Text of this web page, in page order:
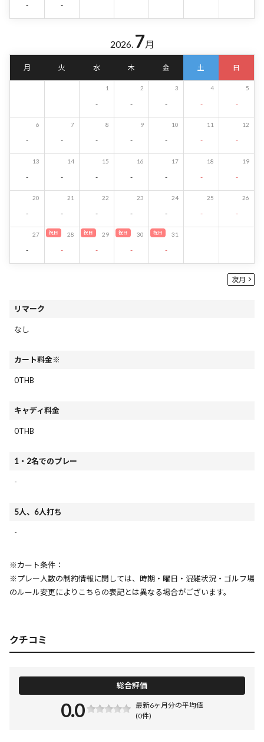
- -
次月
2026. 7 月
月 火 水 木 金 土 日
1
-
2
-
3
-
4
-
5
-
6
-
7
-
8
-
9
-
10
-
11
-
12
-
13
-
14
-
15
-
16
-
17
-
18
-
19
-
20
-
21
-
22
-
23
-
24
-
25
-
26
-
27
-
祝日 28
-
祝日 29
-
祝日 30
-
祝日 31
-
リマーク
なし
カート料金※
0THB
キャディ料金
0THB
1・2名でのプレー
-
5人、6人打ち
-
※カート条件：
※プレー人数の制約情報に関しては、時期・曜日・混雑状況・ゴルフ場
のルール変更によりこちらの表記とは異なる場合がございます。
クチコミ
総合評価
0.0
最新6ヶ月分の平均値
(0件)